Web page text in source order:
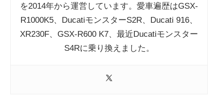
を2014年から運営しています。愛車遍歴はGSX-
R1000K5、DucatiモンスターS2R、Ducati 916、
XR230F、GSX-R600 K7、最近Ducatiモンスター
S4Rに乗り換えました。